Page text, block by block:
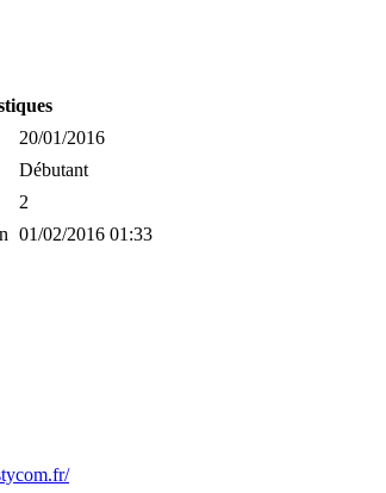
20/01/2016
Débutant
2
01/02/2016 01:33